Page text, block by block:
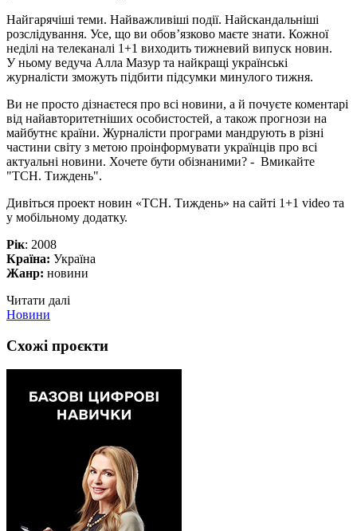
Найгарячіші теми. Найважливіші події. Найскандальніші
розслідування. Усе, що ви обов’язково маєте знати. Кожної
неділі на телеканалі 1+1 виходить тижневий випуск новин.
У ньому ведуча Алла Мазур та найкращі українські
журналісти зможуть підбити підсумки минулого тижня.
Ви не просто дізнаєтеся про всі новини, а й почуєте коментарі
від найавторитетніших особистостей, а також прогнози на
майбутнє країни. Журналісти програми мандрують в різні
частини світу з метою проінформувати українців про всі
актуальні новини. Хочете бути обізнаними? - Вмикайте
"ТСН. Тиждень".
Дивіться проект новин «ТСН. Тиждень» на сайті 1+1 video та
у мобільному додатку.
Рік: 2008
Країна: Україна
Жанр: новини
Читати далі
Новини
Схожі проєкти